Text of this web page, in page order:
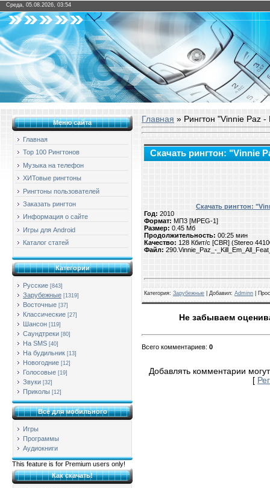
Среда, 05.08.2026, 03:54
Меню сайта
Главная
Top 100 Рингтонов
Музыка на телефон
ХИТовые рингтоны
Рингтоны пользователей
Заказать рингтон
Информация о сайте
Игры для Android
Каталог статей
Категории
Русские [843]
Зарубежные [1319]
Восточные [37]
Классические [27]
Шансон [119]
Саундтреки [80]
На SMS [40]
На будильник [13]
Новогодние [12]
Голосовые [19]
Звуки [32]
Приколы [12]
Всё для мобильного
Игры
Программы
Аудиокниги
This feature is for Premium users only!
Как скачать!
Главная » Рингтон "Vinnie Paz
Скачать рингтон: "Vinnie
Скачать рингтон:
Год: 2010
Формат: МП3 [MPEG-1]
Размер: 0.45 Мб
Продолжительность: 00:25 мин
Качество: 128 Кбит/с [CBR] (Stereo
Файл: 290.Vinnie_Paz_-
Категория: Зарубежные | Добавил: Adminn
Не забываем
Всего комментариев: 0
Добавлять комментарии
[